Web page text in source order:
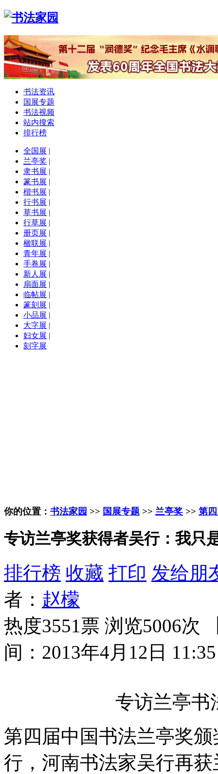
书法资讯
国展专题
书法视频
站内搜索
排行榜
全国展 |
兰亭奖 |
隶书展 |
篆书展 |
楷书展 |
行书展 |
草书展 |
行草展 |
册页展 |
楹联展 |
青年展 |
手卷展 |
新人展 |
扇面展 |
临帖展 |
篆刻展 |
小品展 |
大字展 |
妇女展 |
刻字展
你的位置： 书法家园 >> 国展专题 >> 兰亭奖 >> 第
专访兰亭奖获得者吴行：我只
排行榜 收藏 打印 发给朋
者： 赵檬
热度3551票 浏览5006次
间：2013年4月12日 11:35
专访兰亭书
第四届中国书法兰亭奖
行，河南书法家吴行再